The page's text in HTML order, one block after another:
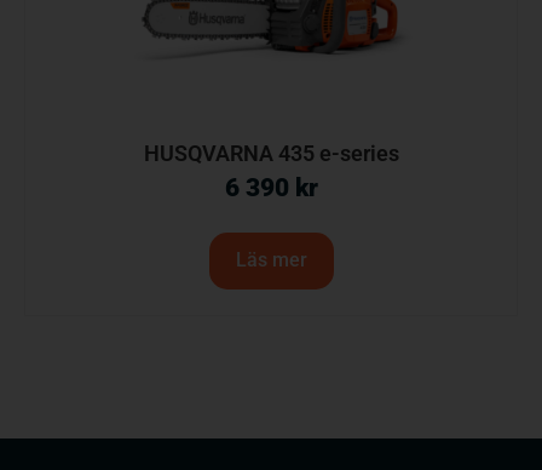
HUSQVARNA 435 e-series
6 390 kr
Läs mer